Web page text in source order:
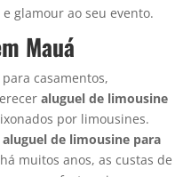
glamour ao seu evento.
Mauá
para casamentos,
aluguel de limousine
por limousines.
aluguel de limousine para
muitos anos, as custas de